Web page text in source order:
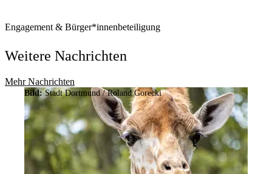
Engagement & Bürger*innenbeteiligung
Weitere Nachrichten
Mehr Nachrichten
Bild:Stadt Dortmund / Roland Gorecki